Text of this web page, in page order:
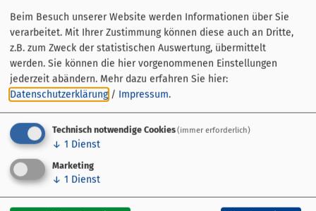
Streckenführung
Übersicht
GPS-Daten
Etappen
Beim Besuch unserer Website werden Informationen über Sie
verarbeitet. Mit Ihrer Zustimmung können diese auch an Dritte,
z.B. zum Zweck der statistischen Auswertung, übermittelt
werden. Sie können die hier vorgenommenen Einstellungen
jederzeit abändern. Mehr dazu erfahren Sie hier:
Datenschutzerklärung / Impressum.
Technisch notwendige Cookies(immer erforderlich)
↓ 1 Dienst
Marketing
↓ 1 Dienst